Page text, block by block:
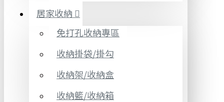
居家收納
免打孔收納專區
收納掛袋/掛勾
收納架/收納盒
收納籃/收納箱